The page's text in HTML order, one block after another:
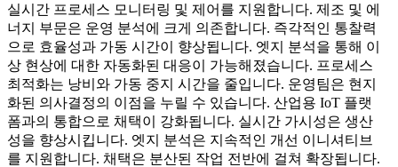
실시간 프로세스 모니터링 및 제어를 지원합니다. 제조 및 에
너지 부문은 운영 분석에 크게 의존합니다. 즉각적인 통찰력
으로 효율성과 가동 시간이 향상됩니다. 엣지 분석을 통해 이
상 현상에 대한 자동화된 대응이 가능해졌습니다. 프로세스
최적화는 낭비와 가동 중지 시간을 줄입니다. 운영팀은 현지
화된 의사결정의 이점을 누릴 수 있습니다. 산업용 IoT 플랫
폼과의 통합으로 채택이 강화됩니다. 실시간 가시성은 생산
성을 향상시킵니다. 엣지 분석은 지속적인 개선 이니셔티브
를 지원합니다. 채택은 분산된 작업 전반에 걸쳐 확장됩니다.